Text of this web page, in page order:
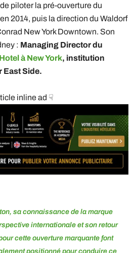
piloter la pré-ouverture du
2014, puis la direction du Waldorf
New York Downtown. Son
: Managing Director du
à New York, institution
East Side.
inline ad ☟
sa connaissance de la marque
internationale et son retour
cette ouverture marquante font
positionné pour conduire ce